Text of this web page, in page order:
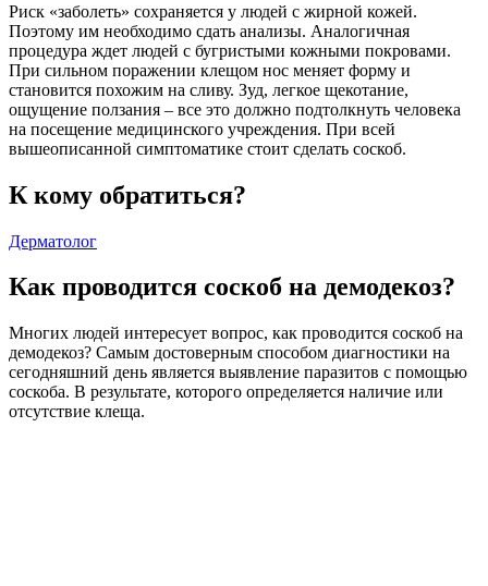
Риск «заболеть» сохраняется у людей с жирной кожей.
Поэтому им необходимо сдать анализы. Аналогичная
процедура ждет людей с бугристыми кожными покровами.
При сильном поражении клещом нос меняет форму и
становится похожим на сливу. Зуд, легкое щекотание,
ощущение ползания – все это должно подтолкнуть человека
на посещение медицинского учреждения. При всей
вышеописанной симптоматике стоит сделать соскоб.
К кому обратиться?
Дерматолог
Как проводится соскоб на демодекоз?
Многих людей интересует вопрос, как проводится соскоб на
демодекоз? Самым достоверным способом диагностики на
сегодняшний день является выявление паразитов с помощью
соскоба. В результате, которого определяется наличие или
отсутствие клеща.